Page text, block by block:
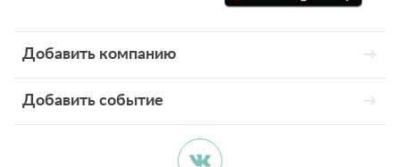
Добавить компанию
Добавить событие